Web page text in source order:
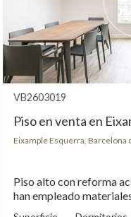
VB2603019
Piso en venta en
Eixample Esquerra, Barcelona
Piso alto con reforma
han empleado